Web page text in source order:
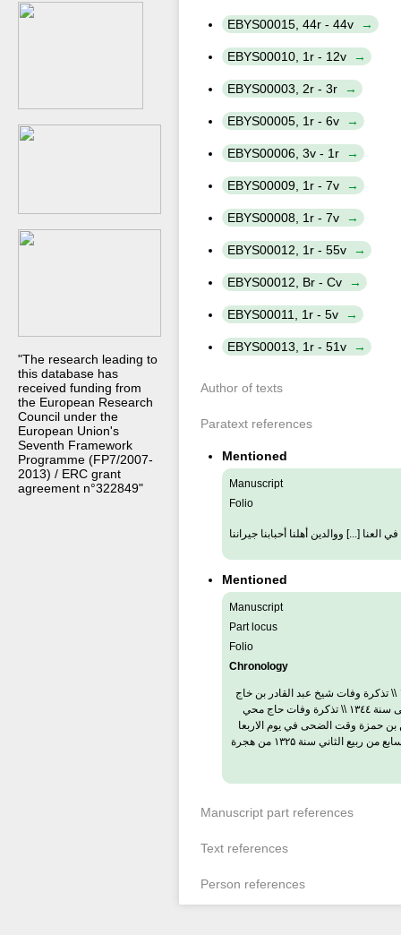
"The research leading to
this database has
received funding from
the European Research
Council under the
European Union's
Seventh Framework
Programme (FP7/2007-
2013) / ERC grant
agreement n°322849"
EBYS00015, 44r - 44v
EBYS00010, 1r - 12v
EBYS00003, 2r - 3r
EBYS00005, 1r - 6v
EBYS00006, 3v - 1r
EBYS00009, 1r - 7v
EBYS00008, 1r - 7v
EBYS00012, 1r - 55v
EBYS00012, Br - Cv
EBYS00011, 1r - 5v
EBYS00013, 1r - 51v
Author of texts
Paratext references
Mentioned
Manuscript
Folio
[...] ووالدين أهلنا أحبابنا جيراننا
Mentioned
Manuscript
Part locus
Folio
Chronology
وقد تورخ بوفات سيدنا واستادنا ومربنا وشيخنا حاج \ حمزة ابن حاج محمود ابن القطب حاج كبير حمزة في شهر ذو الحجة \ ليلة السبت خلا منه احدى وعشرين يوم ۲۱ في سنة ۱۳٤۱ \\ تذكرة وفات شيخ عبد القادر بن خاج
حمزة بن \ شيخ محمود بن حاج كبير حمزة في شهر الله \ محرم بعد ما خلت ثلات وعشرين يوم في \ ليلة السبت وقت ثلث الليل يا رب ارحمه وجبره \ واغفره وادخله جنتك امين انتهى سنة ۱۳٤٤ \\ تذكرة وفات حاج محي
سنة ۱۳۸٤ \ سنة ۱۳٤۸ \\ تاريخ ولادة الولد الميمون محي الدين بن حمزة وقت الضحى في يوم الاربعا
ثالت \ عشر من شهر الله المحرم رجب الاصم سنة ۱۳۱۹ من هجرة السيد صلى الله عليه وسلم \\تاريخ ولادة الولد الميمون محمود الكبير بن حمزة في يوم الاثنين وقت الظهر \ يوم سابع من ربيع الثاني سنة ۱۳۲۵ من هجرة
Manuscript part references
Text references
Person references